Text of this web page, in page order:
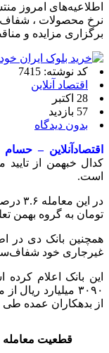
اطلاعیه‌های امروز
نرخ محصولات ،
برگزاری مزایده‌ و
کد نوشته: 7415
اقتصاد آنلاین
28 اکتبر
57 بازدید
بدون دیدگاه
اقتصادآنلاین – حسام
کدال خبهمن از تایید
است.
تومان به گروه بهمن
همچنین بانک دی در
غیرجاری خود
این بانک اعلام
۳۰۹۰ میلیارد
از بدهکاران عمده
قطعیت معامله